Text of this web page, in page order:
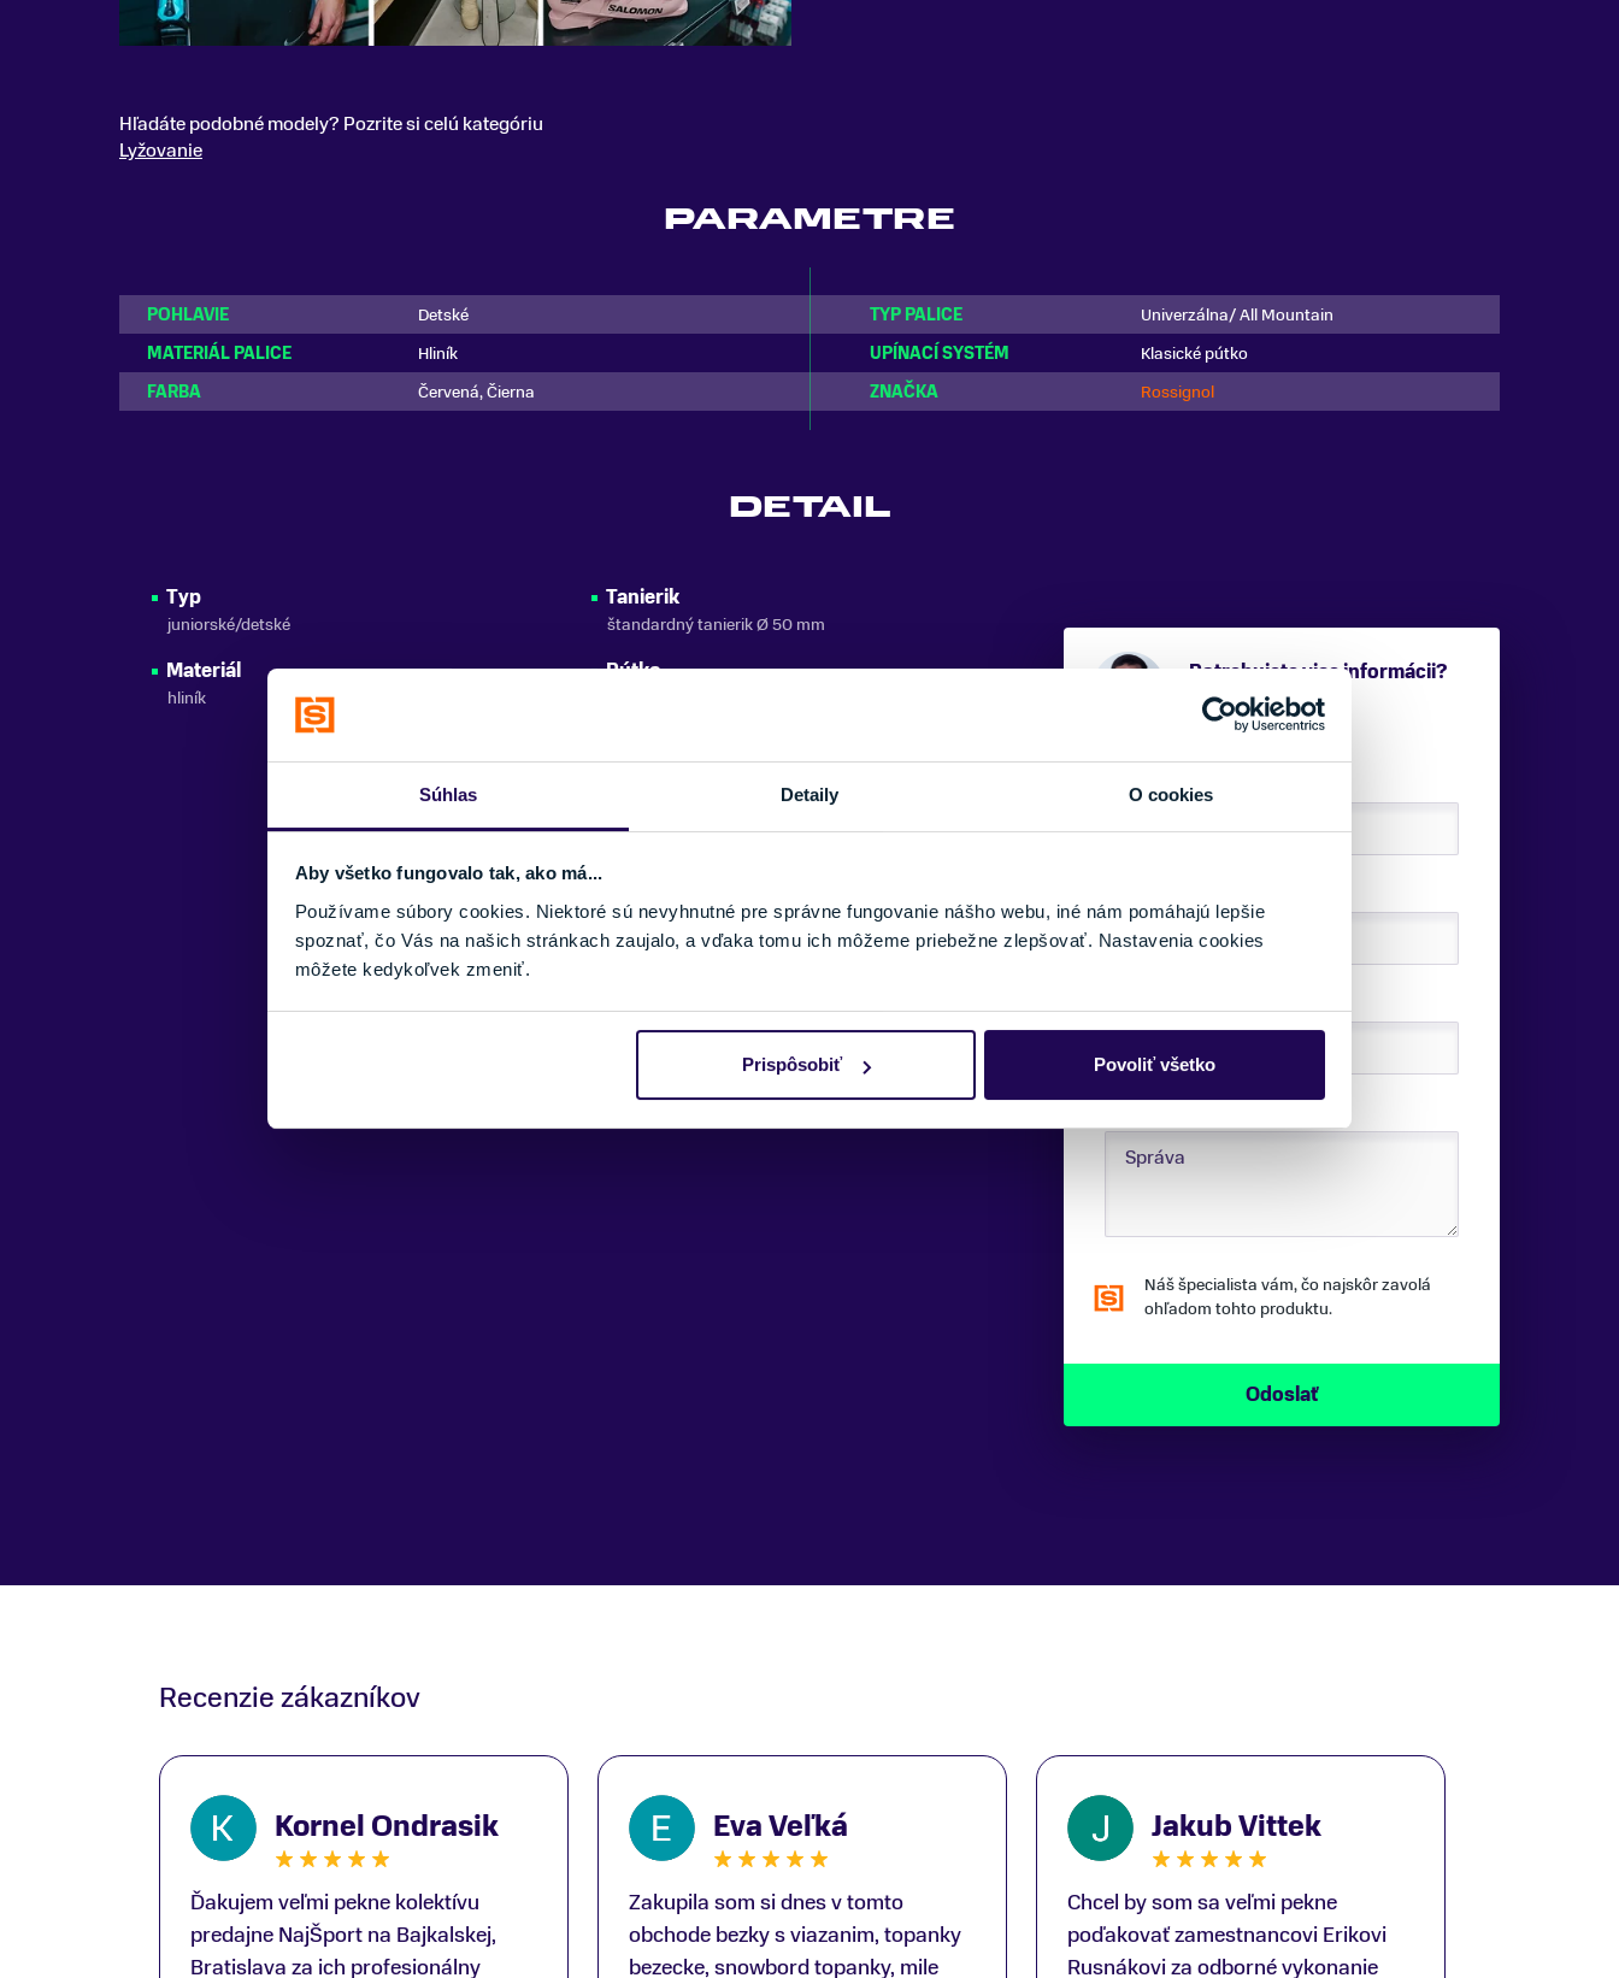
Súhlas Detaily O cookies
Aby všetko fungovalo tak, ako má...
Používame súbory cookies. Niektoré sú nevyhnutné pre správne fungovanie nášho webu, iné nám pomáhajú lepšie
spoznať, čo Vás na našich stránkach zaujalo, a vďaka tomu ich môžeme priebežne zlepšovať. Nastavenia cookies
môžete kedykoľvek zmeniť.
Prispôsobiť Povoliť všetko
Hľadáte podobné modely? Pozrite si celú kategóriu
Lyžovanie
PARAMETRE
POHLAVIE Detské TYP PALICE
Univerzálna/ All Mountain
MATERIÁL PALICE
Hliník UPÍNACÍ SYSTÉM
Klasické pútko
FARBA
Červená, Čierna ZNAČKA Rossignol
DETAIL
Typ
juniorské/detské
Materiál
hliník
Tanierik
štandardný tanierik Ø 50 mm
Pútko
Potrebujete viac informácii?
Sme tu pre vás.
Náš špecialista vám, čo najskôr zavolá
ohľadom tohto produktu.
Recenzie zákazníkov
Kornel Ondrasik
Ďakujem veľmi pekne kolektívu
predajne NajŠport na Bajkalskej,
Bratislava za ich profesionálny
Eva Veľká
Zakupila som si dnes v tomto
obchode bezky s viazanim, topanky
bezecke, snowbord topanky, mile
Jakub Vittek
Chcel by som sa veľmi pekne
poďakovať zamestnancovi Erikovi
Rusnákovi za odborné vykonanie